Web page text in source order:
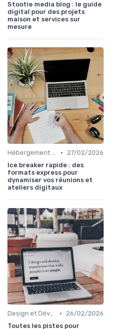
Stootie media blog : le guide
digital pour des projets
maison et services sur
mesure
Hébergement et Maintenance Web •
27/02/2026
Ice breaker rapide : des
formats express pour
dynamiser vos réunions et
ateliers digitaux
Design et Développement Web •
26/02/2026
Toutes les pistes pour